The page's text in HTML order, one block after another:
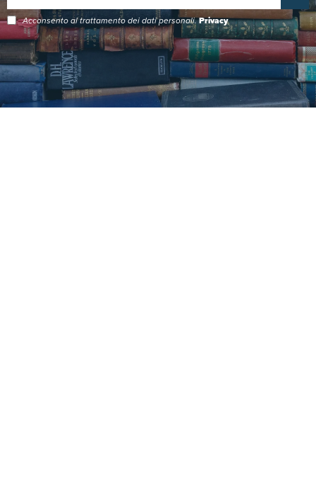
Acconsento al trattamento dei dati personali.Privacy